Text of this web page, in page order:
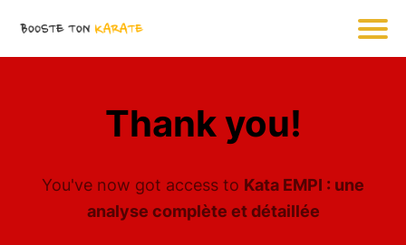
Thank you!
You've now got access to Kata EMPI : une
analyse complète et détaillée